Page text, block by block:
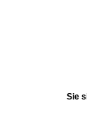
Sie